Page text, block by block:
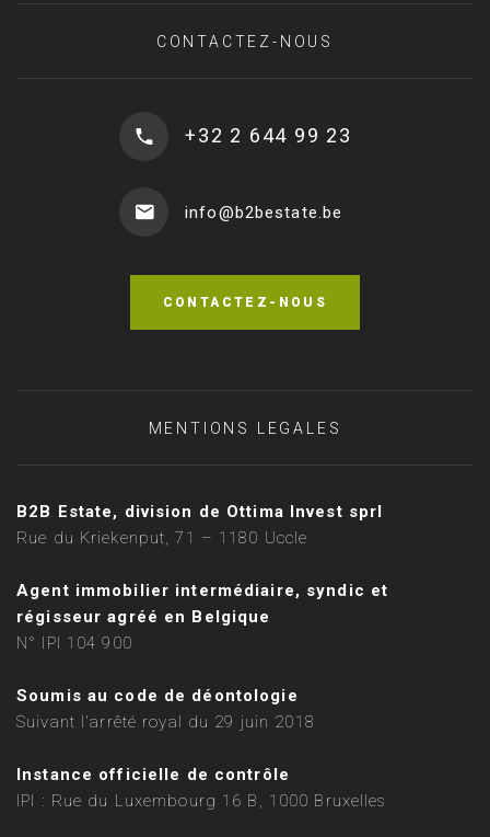
CONTACTEZ-NOUS
+32 2 644 99 23
info@b2bestate.be
CONTACTEZ-NOUS
MENTIONS LEGALES
B2B Estate, division de Ottima Invest sprl
Rue du Kriekenput, 71 – 1180 Uccle
Agent immobilier intermédiaire, syndic et
régisseur agréé en Belgique
N° IPI 104 900
Soumis au code de déontologie
Suivant l'arrêté royal du 29 juin 2018
Instance officielle de contrôle
IPI : Rue du Luxembourg 16 B, 1000 Bruxelles